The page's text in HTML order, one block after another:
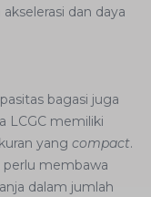
dan daya
bagasi juga
LCGC memiliki
yang compact.
perlu membawa
dalam jumlah